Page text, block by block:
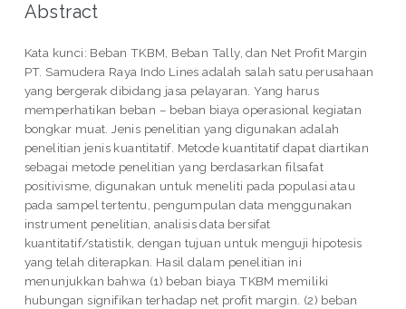
Abstract
Kata kunci: Beban TKBM, Beban Tally, dan Net Profit Margin
PT. Samudera Raya Indo Lines adalah salah satu perusahaan
yang bergerak dibidang jasa pelayaran. Yang harus
memperhatikan beban – beban biaya operasional kegiatan
bongkar muat. Jenis penelitian yang digunakan adalah
penelitian jenis kuantitatif. Metode kuantitatif dapat diartikan
sebagai metode penelitian yang berdasarkan filsafat
positivisme, digunakan untuk meneliti pada populasi atau
pada sampel tertentu, pengumpulan data menggunakan
instrument penelitian, analisis data bersifat
kuantitatif/statistik, dengan tujuan untuk menguji hipotesis
yang telah diterapkan. Hasil dalam penelitian ini
menunjukkan bahwa (1) beban biaya TKBM memiliki
hubungan signifikan terhadap net profit margin. (2) beban